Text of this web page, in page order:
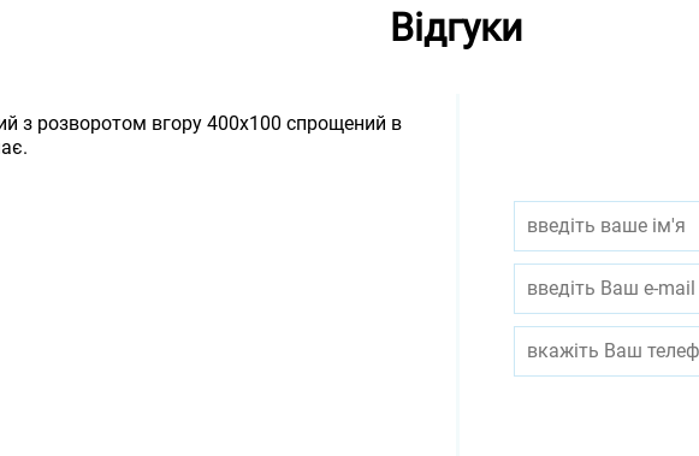
Відгуки
з розворотом вгору 400х100 спрощений в